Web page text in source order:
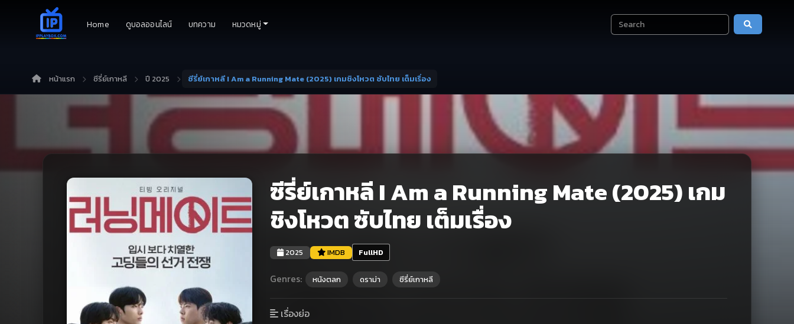
Home ดูบอลออนไลน์ บทความ หมวดหมู่
หน้าแรก ซีรี่ย์เกาหลี ปี 2025 ซีรี่ย์เกาหลี I Am a Running Mate (2025) เกมชิงโหวต ซับไทย เต็มเรื่อง
ซีรี่ย์เกาหลี I Am a Running Mate (2025) เกม
ชิงโหวต ซับไทย เต็มเรื่อง
2025 IMDB FullHD
Genres: หนังตลก ดราม่า ซีรี่ย์เกาหลี
เรื่องย่อ